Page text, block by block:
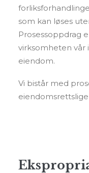
som kan løses
Prosessoppdrag
virksomheten vår
eiendom.
Vi bistår med
eiendomsrettslige